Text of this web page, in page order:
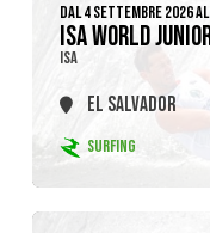
DAL 4 SETTEMBRE 2026
ISA WORLD
ISA
EL SALVADOR
SURFING